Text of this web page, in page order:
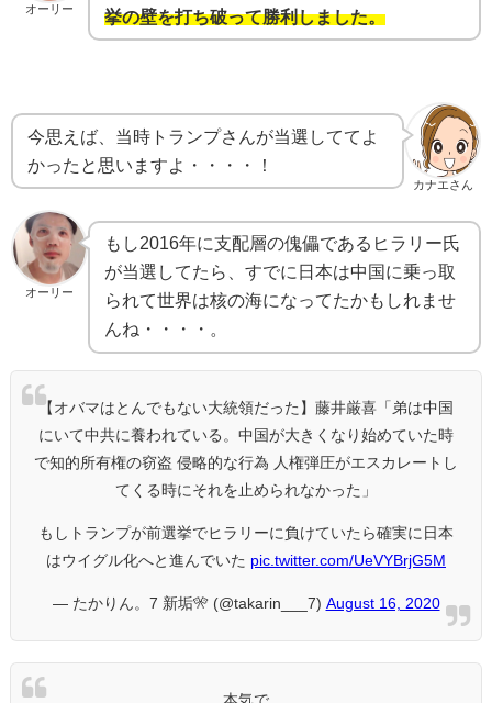
オーリー
挙の壁を打ち破って勝利しました。
カナエさん
今思えば、当時トランプさんが当選しててよ
かったと思いますよ・・・・！
オーリー
もし2016年に支配層の傀儡であるヒラリー氏
が当選してたら、すでに日本は中国に乗っ取
られて世界は核の海になってたかもしれませ
んね・・・・。
【オバマはとんでもない大統領だった】藤井厳喜「弟は中国
にいて中共に養われている。中国が大きくなり始めていた時
で知的所有権の窃盗 侵略的な行為 人権弾圧がエスカレートし
てくる時にそれを止められなかった」
もしトランプが前選挙でヒラリーに負けていたら確実に日本
はウイグル化へと進んでいた pic.twitter.com/UeVYBrjG5M
— たかりん。7 新垢🎌 (@takarin___7) August 16, 2020